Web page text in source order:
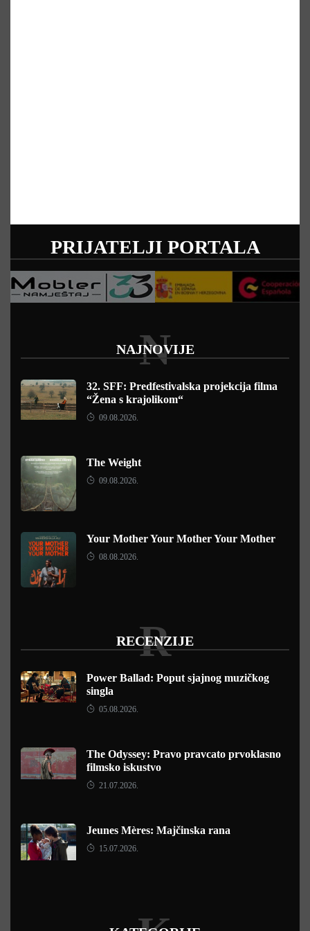
PRIJATELJI PORTALA
NAJNOVIJE
N
32. SFF: Predfestivalska projekcija filma
“Žena s krajolikom“
09.08.2026.
The Weight
09.08.2026.
Your Mother Your Mother Your Mother
08.08.2026.
RECENZIJE
R
Power Ballad: Poput sjajnog muzičkog
singla
05.08.2026.
The Odyssey: Pravo pravcato prvoklasno
filmsko iskustvo
21.07.2026.
Jeunes Mères: Majčinska rana
15.07.2026.